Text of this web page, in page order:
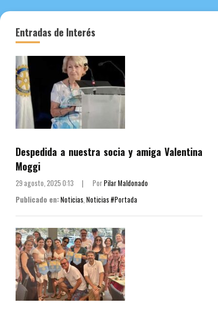
Entradas de Interés
Despedida a nuestra socia y amiga Valentina
Moggi
29 agosto, 2025 0:13 | PorPilar Maldonado
Publicado en:Noticias, Noticias #Portada